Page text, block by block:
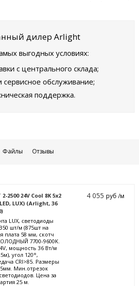
дилер Arlight
выгодных условиях:
с центрального склада;
сервисное обслуживание;
поддержка.
Файлы Отзывы
2500 24V Cool 8K 5x2
LUX) (Arlight, 36
LUX, светодиоды
шт/м (875шт на
плата 58 мм, скотч
7700-9600K.
мощность 36 Вт/м
угол 120°,
CRI>85. Размеры
Мин.отрезок
Цена за
25 м.
4 055руб /м